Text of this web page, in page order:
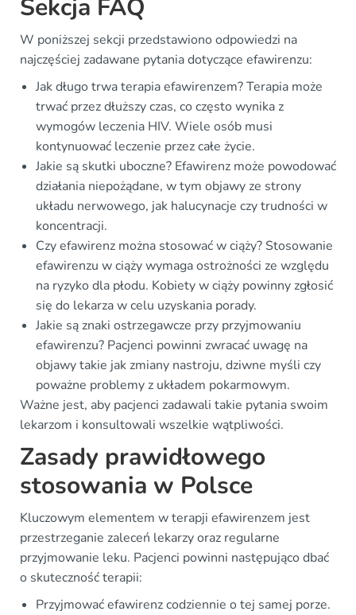
Sekcja FAQ
W poniższej sekcji przedstawiono odpowiedzi na
najczęściej zadawane pytania dotyczące efawirenzu:
Jak długo trwa terapia efawirenzem? Terapia może
trwać przez dłuższy czas, co często wynika z
wymogów leczenia HIV. Wiele osób musi
kontynuować leczenie przez całe życie.
Jakie są skutki uboczne? Efawirenz może powodować
działania niepożądane, w tym objawy ze strony
układu nerwowego, jak halucynacje czy trudności w
koncentracji.
Czy efawirenz można stosować w ciąży? Stosowanie
efawirenzu w ciąży wymaga ostrożności ze względu
na ryzyko dla płodu. Kobiety w ciąży powinny zgłosić
się do lekarza w celu uzyskania porady.
Jakie są znaki ostrzegawcze przy przyjmowaniu
efawirenzu? Pacjenci powinni zwracać uwagę na
objawy takie jak zmiany nastroju, dziwne myśli czy
poważne problemy z układem pokarmowym.
Ważne jest, aby pacjenci zadawali takie pytania swoim
lekarzom i konsultowali wszelkie wątpliwości.
Zasady prawidłowego
stosowania w Polsce
Kluczowym elementem w terapji efawirenzem jest
przestrzeganie zaleceń lekarzy oraz regularne
przyjmowanie leku. Pacjenci powinni następująco dbać
o skuteczność terapii:
Przyjmować efawirenz codziennie o tej samej porze.